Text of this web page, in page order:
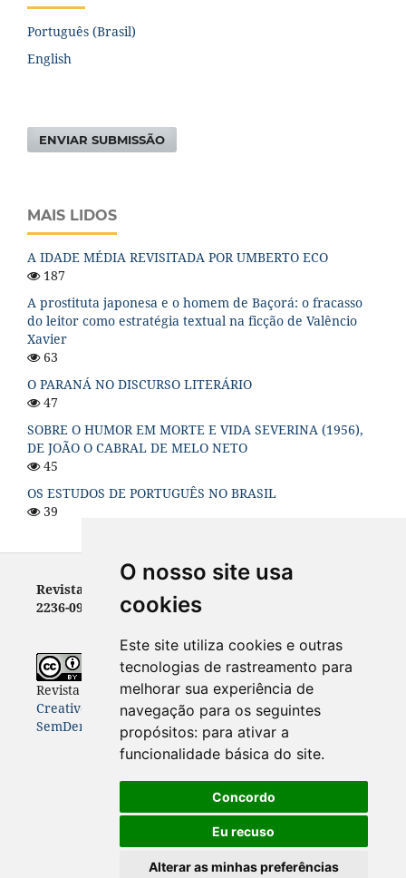
O nosso site usa
cookies
Este site utiliza cookies e outras
tecnologias de rastreamento para
melhorar sua experiência de
navegação para os seguintes
propósitos: para ativar a
funcionalidade básica do site.
Concordo
Eu recuso
Alterar as minhas preferências
Português (Brasil)
English
ENVIAR SUBMISSÃO
MAIS LIDOS
A IDADE MÉDIA REVISITADA POR UMBERTO ECO
187
A prostituta japonesa e o homem de Baçorá: o fracasso
do leitor como estratégia textual na ficção de Valêncio
Xavier
63
O PARANÁ NO DISCURSO LITERÁRIO
47
SOBRE O HUMOR EM MORTE E VIDA SEVERINA (1956),
DE JOÃO O CABRAL DE MELO NETO
45
OS ESTUDOS DE PORTUGUÊS NO BRASIL
39
Revista Letras - ISSN 0100-0888 (versão impressa) e
2236-0999 (versão eletrônica)
Revista Letrasestá licenciada com uma Licença
Creative Commons Atribuição-NãoComercial-
SemDerivações 4.0 Internacional .